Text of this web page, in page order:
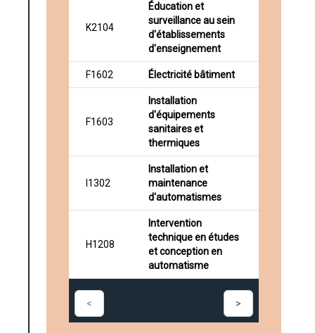
K2104
Éducation et
surveillance au sein
d'établissements
d'enseignement
F1602 Électricité bâtiment
F1603
Installation
d'équipements
sanitaires et
thermiques
I1302
Installation et
maintenance
d'automatismes
H1208
Intervention
technique en études
et conception en
automatisme
< >